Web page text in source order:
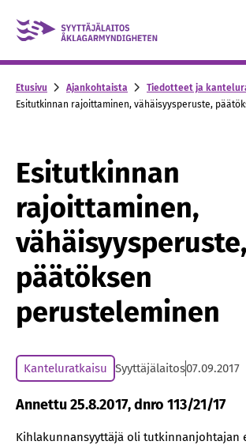
Skip to content -saavutettavuusohje
Etusivu Ajankohtaista
Tiedotteet ja
Esitutkinnan rajoittaminen, vähäisyysperuste,
Esitutkinnan
rajoittaminen,
vähäisyysperuste,
päätöksen
perusteleminen
Kanteluratkaisu Syyttäjälaitos07.09.2017
Annettu 25.8.2017, dnro 113/21/17
Kihlakunnansyyttäjä oli tutkinnanjohtajan